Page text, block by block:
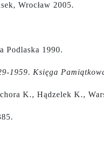
Wrocław 2005.
Podlaska 1990.
1959. Księga
K., Hądzelek K.,